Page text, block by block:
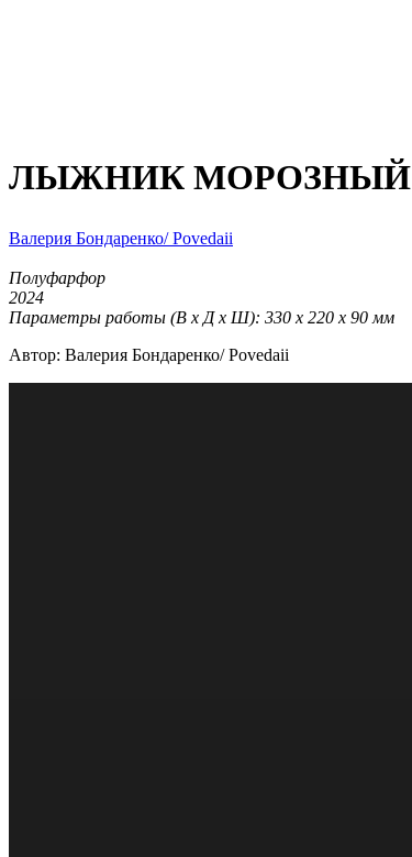
ЛЫЖНИК МОРОЗНЫЙ
Валерия Бондаренко/ Povedaii
Полуфарфор
2024
Параметры работы (В х Д х Ш): 330 х 220 х 90 мм
Автор: Валерия Бондаренко/ Povedaii